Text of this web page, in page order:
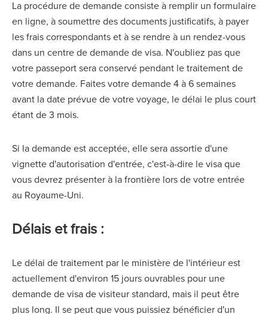
La procédure de demande consiste à remplir un formulaire
en ligne, à soumettre des documents justificatifs, à payer
les frais correspondants et à se rendre à un rendez-vous
dans un centre de demande de visa. N'oubliez pas que
votre passeport sera conservé pendant le traitement de
votre demande. Faites votre demande 4 à 6 semaines
avant la date prévue de votre voyage, le délai le plus court
étant de 3 mois.
Si la demande est acceptée, elle sera assortie d'une
vignette d'autorisation d'entrée, c'est-à-dire le visa que
vous devrez présenter à la frontière lors de votre entrée
au Royaume-Uni.
Délais et frais :
Le délai de traitement par le ministère de l'intérieur est
actuellement d'environ 15 jours ouvrables pour une
demande de visa de visiteur standard, mais il peut être
plus long. Il se peut que vous puissiez bénéficier d'un